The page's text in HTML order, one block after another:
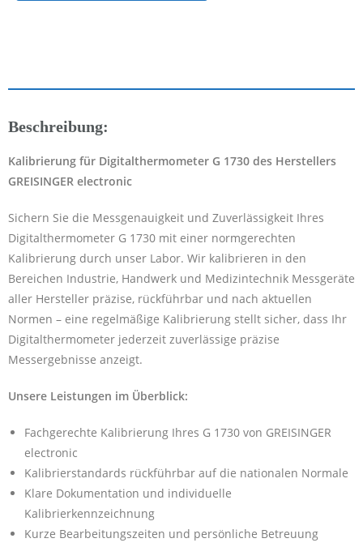
Beschreibung:
Kalibrierung für Digitalthermometer G 1730 des Herstellers
GREISINGER electronic
Sichern Sie die Messgenauigkeit und Zuverlässigkeit Ihres
Digitalthermometer G 1730 mit einer normgerechten
Kalibrierung durch unser Labor. Wir kalibrieren in den
Bereichen Industrie, Handwerk und Medizintechnik Messgeräte
aller Hersteller präzise, rückführbar und nach aktuellen
Normen – eine regelmäßige Kalibrierung stellt sicher, dass Ihr
Digitalthermometer jederzeit zuverlässige präzise
Messergebnisse anzeigt.
Unsere Leistungen im Überblick:
Fachgerechte Kalibrierung Ihres G 1730 von GREISINGER
electronic
Kalibrierstandards rückführbar auf die nationalen Normale
Klare Dokumentation und individuelle
Kalibrierkennzeichnung
Kurze Bearbeitungszeiten und persönliche Betreuung